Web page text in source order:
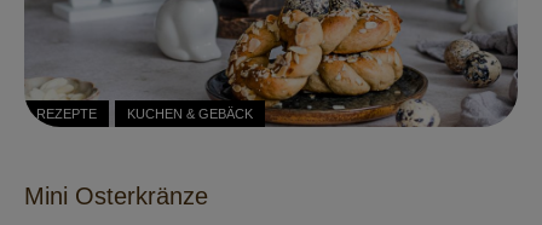
REZEPTE KUCHEN & GEBÄCK
Mini Osterkränze